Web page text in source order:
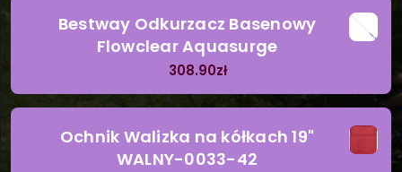
Bestway Odkurzacz Basenowy
Flowclear Aquasurge
308.90zł
Ochnik Walizka na kółkach 19"
WALNY-0033-42